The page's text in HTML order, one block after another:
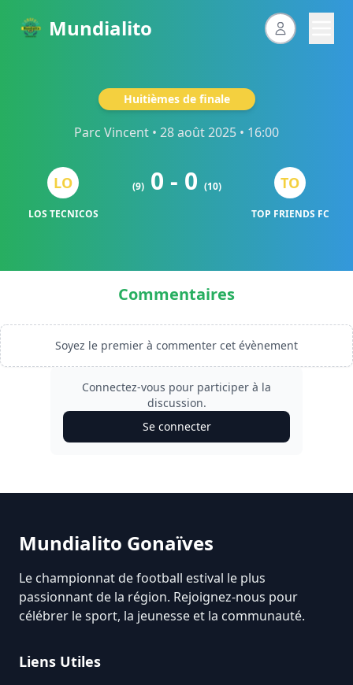
Mundialito
Huitièmes de finale
Parc Vincent • 28 août 2025 • 16:00
LO
LOS TECNICOS
(9)0 - 0 (10) TO
TOP FRIENDS FC
Commentaires
Soyez le premier à commenter cet évènement
Connectez-vous pour participer à la
discussion.
Se connecter
Mundialito Gonaïves
Le championnat de football estival le plus
passionnant de la région. Rejoignez-nous pour
célébrer le sport, la jeunesse et la communauté.
Liens Utiles